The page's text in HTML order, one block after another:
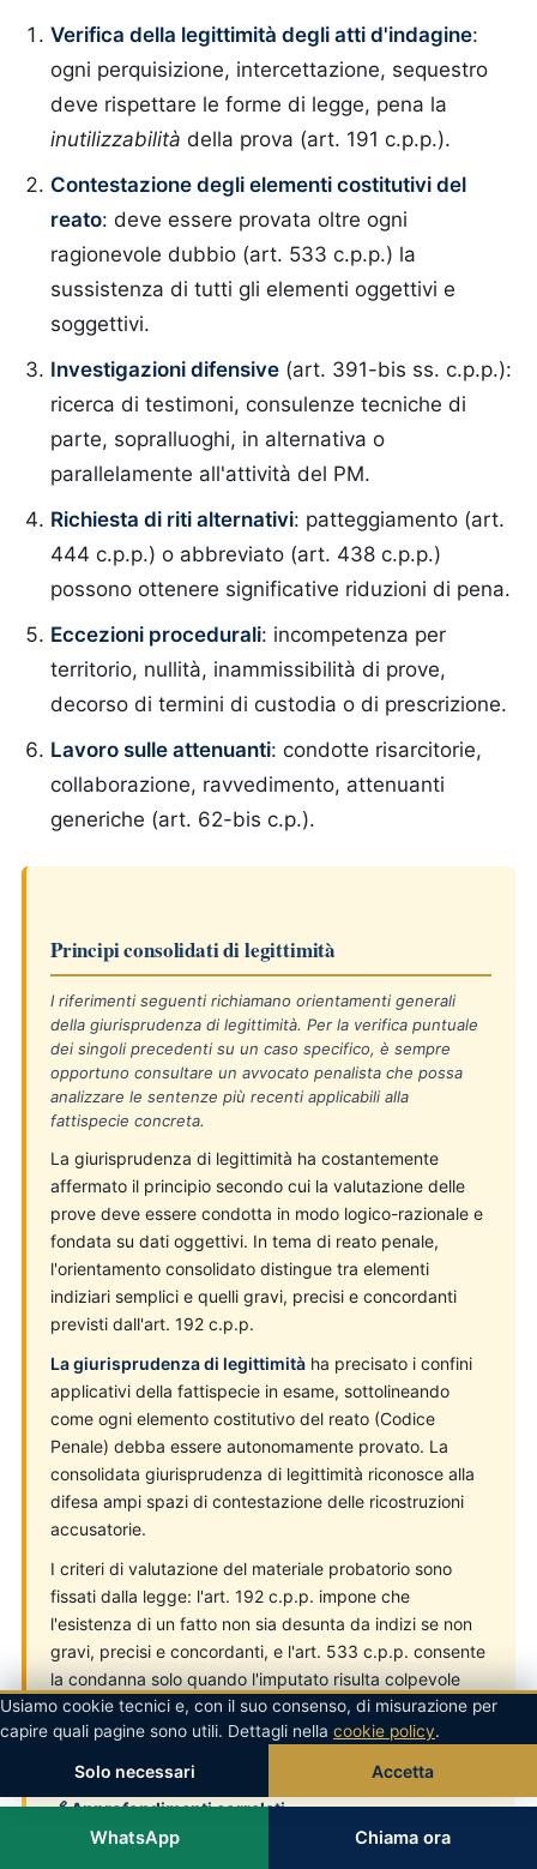
Verifica della legittimità degli atti d'indagine:
ogni perquisizione, intercettazione, sequestro
deve rispettare le forme di legge, pena la
inutilizzabilità della prova (art. 191 c.p.p.).
Contestazione degli elementi costitutivi del
reato: deve essere provata oltre ogni
ragionevole dubbio (art. 533 c.p.p.) la
sussistenza di tutti gli elementi oggettivi e
soggettivi.
Investigazioni difensive (art. 391-bis ss. c.p.p.):
ricerca di testimoni, consulenze tecniche di
parte, sopralluoghi, in alternativa o
parallelamente all'attività del PM.
Richiesta di riti alternativi: patteggiamento (art.
444 c.p.p.) o abbreviato (art. 438 c.p.p.)
possono ottenere significative riduzioni di pena.
Eccezioni procedurali: incompetenza per
territorio, nullità, inammissibilità di prove,
decorso di termini di custodia o di prescrizione.
Lavoro sulle attenuanti: condotte risarcitorie,
collaborazione, ravvedimento, attenuanti
generiche (art. 62-bis c.p.).
Principi consolidati di legittimità
I riferimenti seguenti richiamano orientamenti generali
della giurisprudenza di legittimità. Per la verifica puntuale
dei singoli precedenti su un caso specifico, è sempre
opportuno consultare un avvocato penalista che possa
analizzare le sentenze più recenti applicabili alla
fattispecie concreta.
La giurisprudenza di legittimità ha costantemente
affermato il principio secondo cui la valutazione delle
prove deve essere condotta in modo logico-razionale e
fondata su dati oggettivi. In tema di reato penale,
l'orientamento consolidato distingue tra elementi
indiziari semplici e quelli gravi, precisi e concordanti
previsti dall'art. 192 c.p.p.
La giurisprudenza di legittimità ha precisato i confini
applicativi della fattispecie in esame, sottolineando
come ogni elemento costitutivo del reato (Codice
Penale) debba essere autonomamente provato. La
consolidata giurisprudenza di legittimità riconosce alla
difesa ampi spazi di contestazione delle ricostruzioni
accusatorie.
I criteri di valutazione del materiale probatorio sono
fissati dalla legge: l'art. 192 c.p.p. impone che
l'esistenza di un fatto non sia desunta da indizi se non
gravi, precisi e concordanti, e l'art. 533 c.p.p. consente
la condanna solo quando l'imputato risulta colpevole
oltre ogni ragionevole dubbio.
🔗 Approfondimenti correlati
Arresto a Berlino? Chiama Avvocato Italiano: Urgenza
WhatsApp Chiama ora
Usiamo cookie tecnici e, con il suo consenso, di misurazione per
capire quali pagine sono utili. Dettagli nella cookie policy.
Solo necessari Accetta